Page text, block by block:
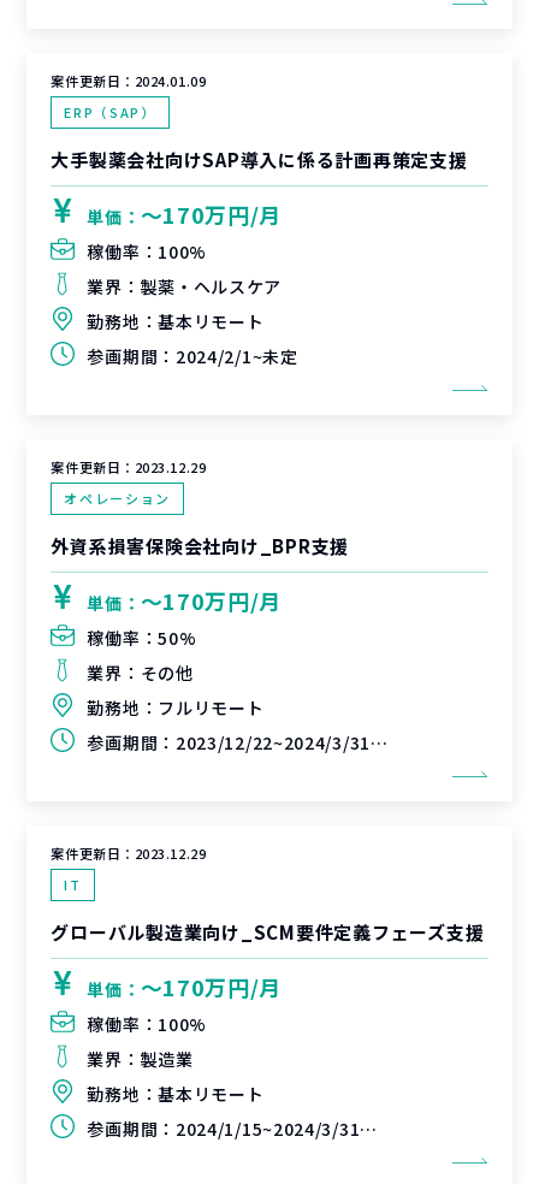
案件更新日： 2024.01.09
ERP（SAP）
大手製薬会社向けSAP導入に係る計画再策定支援
単価： 〜170万円/月
稼働率： 100%
業界： 製薬・ヘルスケア
勤務地：基本リモート
参画期間： 2024/2/1~未定
案件更新日： 2023.12.29
オペレーション
外資系損害保険会社向け_BPR支援
単価： 〜170万円/月
稼働率：50%
業界： その他
勤務地： フルリモート
参画期間： 2023/12/22~2024/3/31（延長可能性あり）
案件更新日： 2023.12.29
IT
グローバル製造業向け_SCM要件定義フェーズ支援
単価： 〜170万円/月
稼働率： 100%
業界： 製造業
勤務地：基本リモート
参画期間： 2024/1/15~2024/3/31（延長可能性あり）